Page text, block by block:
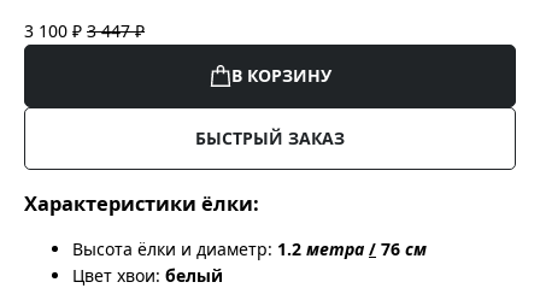
3 100 ₽ 3 447 ₽
В КОРЗИНУ
БЫСТРЫЙ ЗАКАЗ
Характеристики ёлки:
Высота ёлки и диаметр: 1.2 метра / 76 см
Цвет хвои: белый